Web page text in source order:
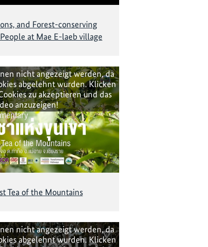
and Forest-conserving
at Mae E-laeb village
nicht angezeigt werden, da
abgelehnt wurden. Klicken
zu akzeptieren und das
anzuzeigen!
Tea of the Mountains
nicht angezeigt werden, da
abgelehnt wurden. Klicken